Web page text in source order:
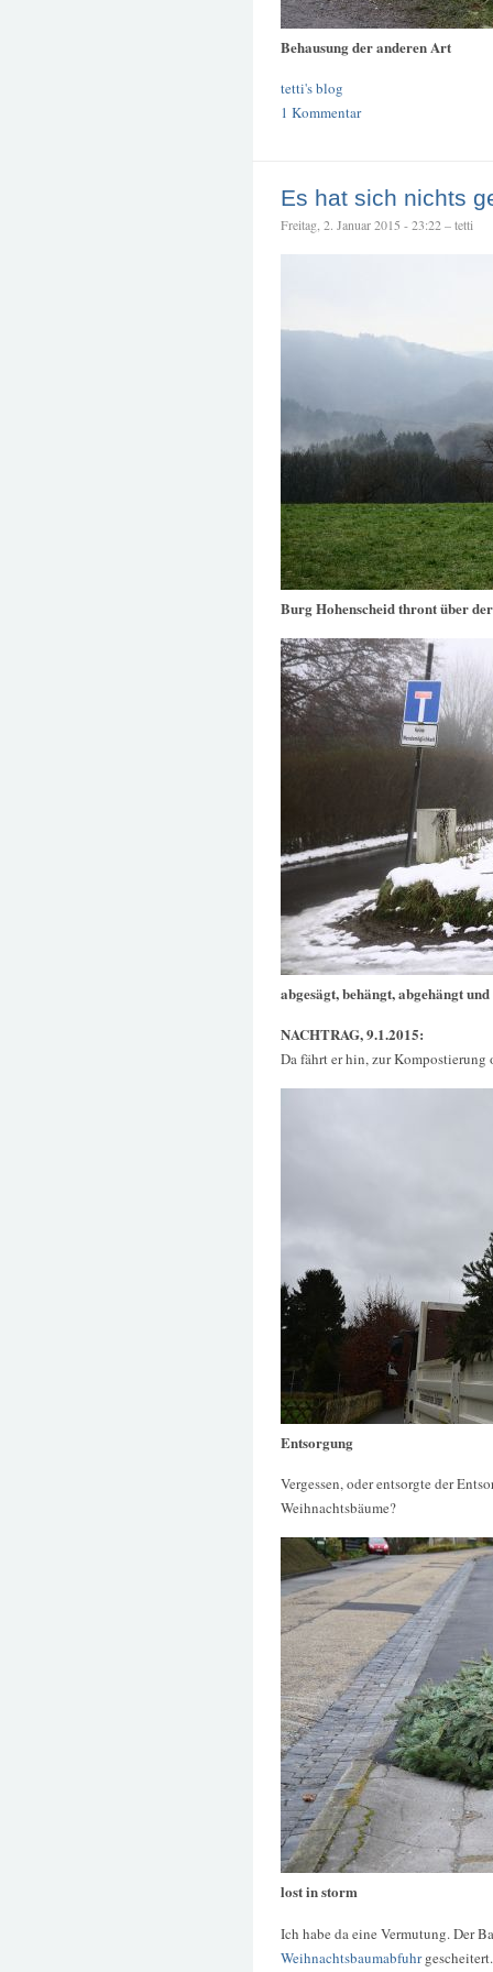
Behausung der anderen Art
tetti's blog
1 Kommentar
Es hat sich nichts
Freitag, 2. Januar 2015 - 23:22 – tetti
Burg Hohenscheid thront über
abgesägt, behängt, abgehängt
NACHTRAG, 9.1.2015:
Da fährt er hin, zur Kompostierung
Entsorgung
Vergessen, oder entsorgte der
Weihnachtsbäume?
lost in storm
Ich habe da eine Vermutung. Der
Weihnachtsbaumabfuhrgescheitert.